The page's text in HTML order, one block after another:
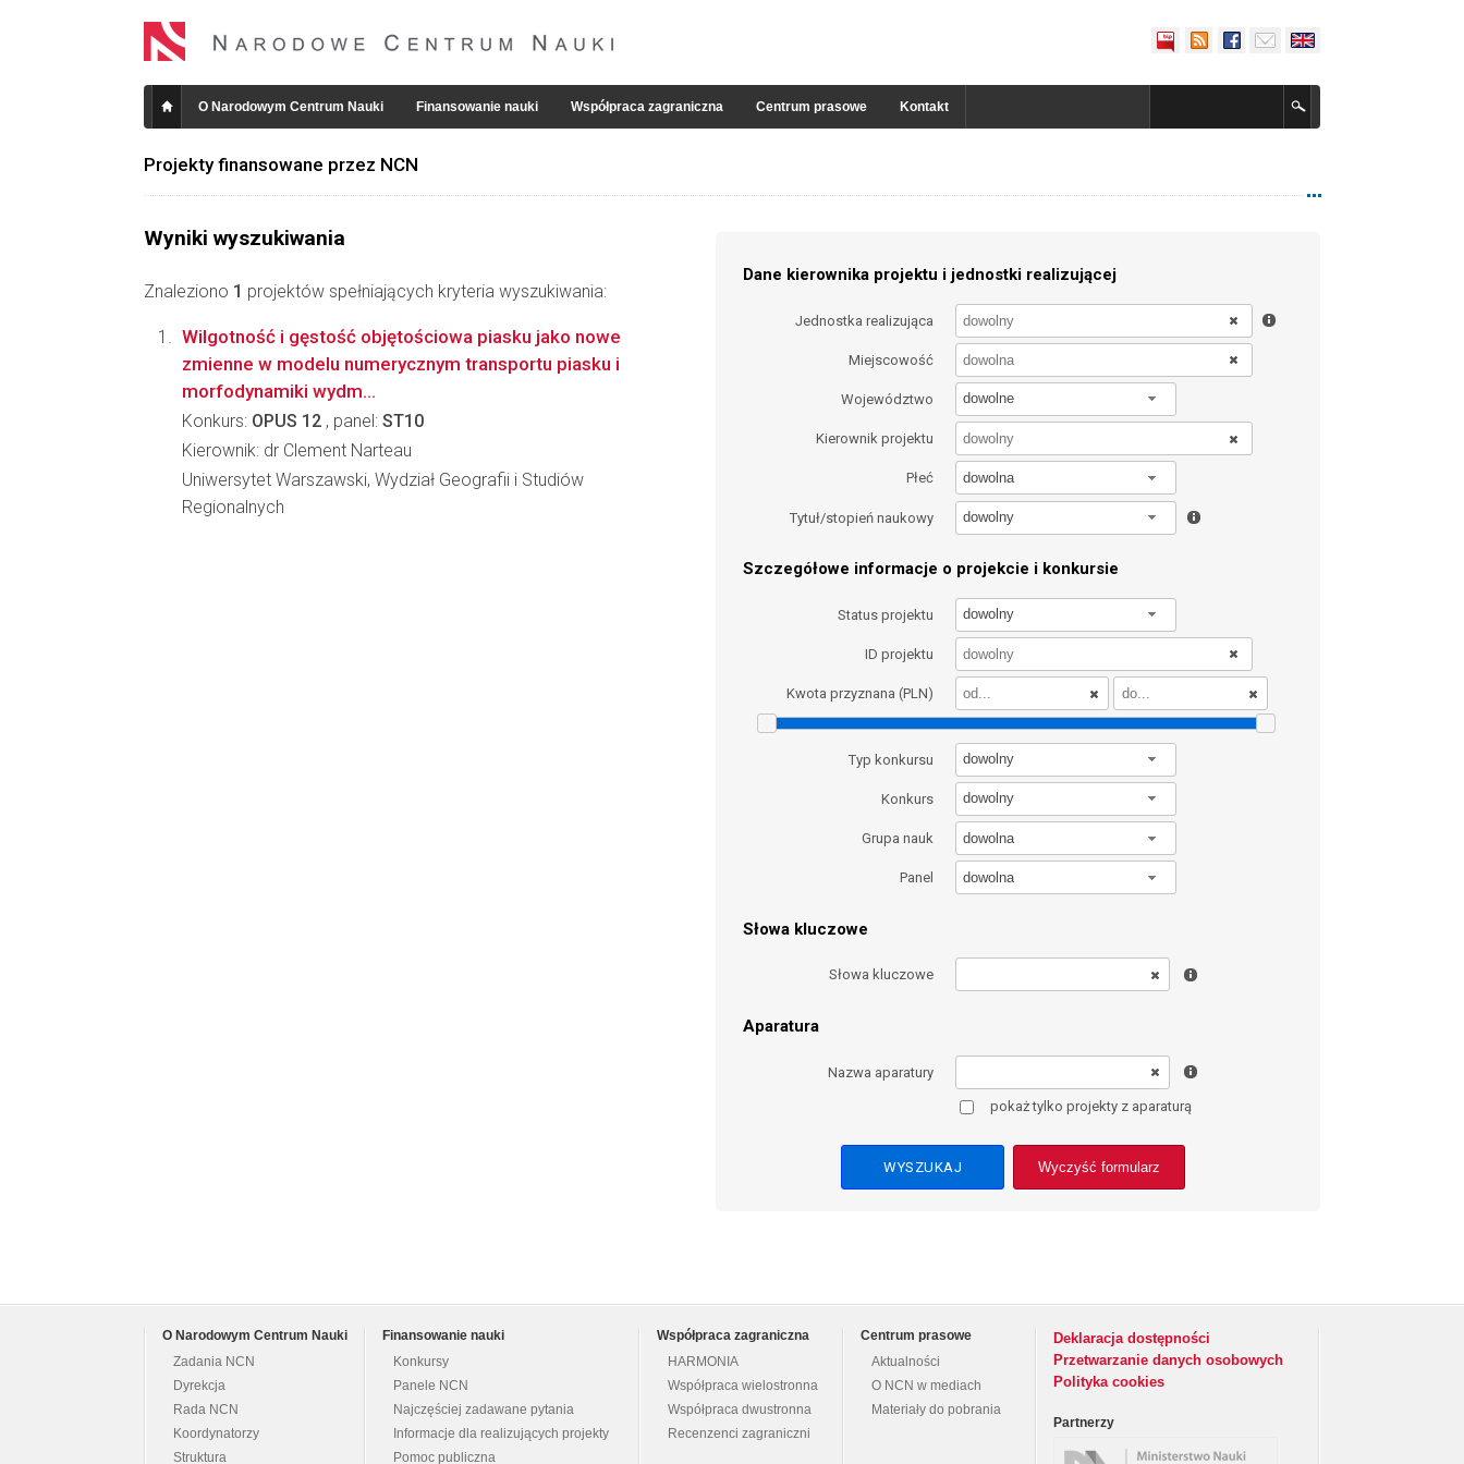
O Narodowym Centrum Nauki Finansowanie nauki Współpraca zagraniczna Centrum prasowe Kontakt
Projekty finansowane przez NCN
Wyniki wyszukiwania
Znaleziono 1 projektów spełniających kryteria wyszukiwania:
Dane kierownika projektu i jednostki realizującej
Jednostka realizująca
Miejscowość
Województwo dowolne
Kierownik projektu
Płeć dowolna
Tytuł/stopień naukowy dowolny
Szczegółowe informacje o projekcie i konkursie
Status projektu dowolny
ID projektu
Kwota przyznana (PLN)
Typ konkursu dowolny
Konkurs dowolny
Grupa nauk dowolna
Panel dowolna
Słowa kluczowe
Słowa kluczowe
Aparatura
Nazwa aparatury
pokaż tylko projekty z aparaturą
Wyczyść formularz
Wilgotność i gęstość objętościowa piasku jako nowe
zmienne w modelu numerycznym transportu piasku i
morfodynamiki wydm...
Konkurs: OPUS 12 , panel: ST10
Kierownik: dr Clement Narteau
Uniwersytet Warszawski, Wydział Geografii i Studiów
Regionalnych
O Narodowym Centrum Nauki
Zadania NCN
Dyrekcja
Rada NCN
Koordynatorzy
Struktura
Finansowanie nauki
Konkursy
Panele NCN
Najczęściej zadawane pytania
Informacje dla realizujących projekty
Pomoc publiczna
Współpraca zagraniczna
HARMONIA
Współpraca wielostronna
Współpraca dwustronna
Recenzenci zagraniczni
Centrum prasowe
Aktualności
O NCN w mediach
Materiały do pobrania
Deklaracja dostępności
Przetwarzanie danych osobowych
Polityka cookies
Partnerzy